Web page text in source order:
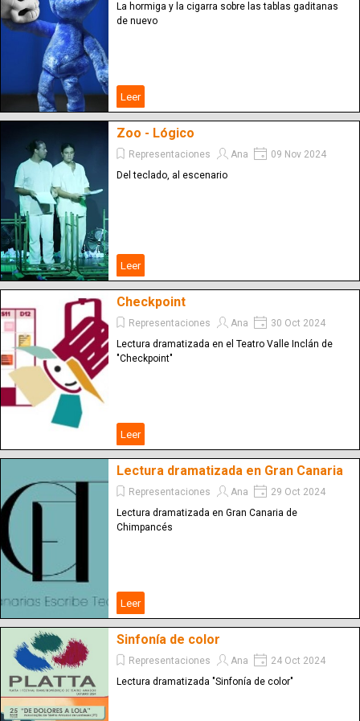
La hormiga y la cigarra sobre las tablas gaditanas
de nuevo
Leer
Zoo - Lógico
Representaciones Ana
09 Nov 2024
Del teclado, al escenario
Leer
Checkpoint
Representaciones Ana
30 Oct 2024
Lectura dramatizada en el Teatro Valle Inclán de
"Checkpoint"
Leer
Lectura dramatizada en Gran Canaria
Representaciones Ana
29 Oct 2024
Lectura dramatizada en Gran Canaria de
Chimpancés
Leer
Sinfonía de color
Representaciones Ana
24 Oct 2024
Lectura dramatizada "Sinfonía de color"